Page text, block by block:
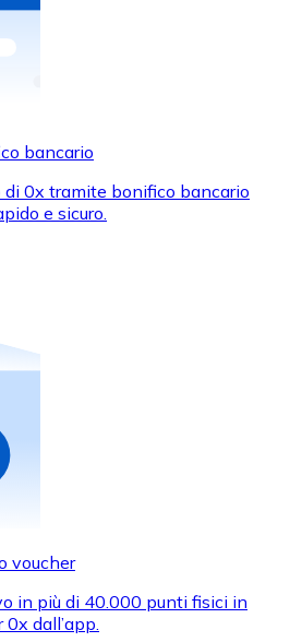
Mastercard per acquistare
dei tuoi marchi preferiti con
regalo
bancario
0x tramite bonifico bancario
e sicuro.
voucher
in più di 40.000 punti fisici in
dall’app.